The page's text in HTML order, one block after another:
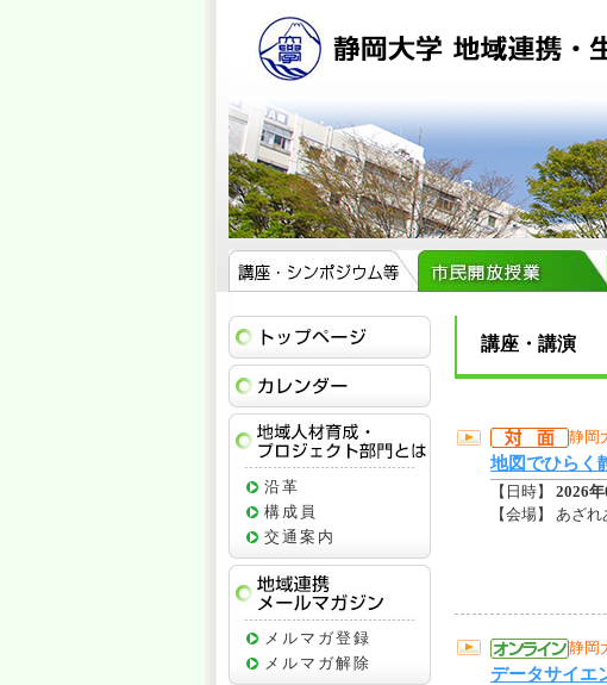
講座・講演
静岡
地図でひらく
【日時】 2026
【会場】 あざ
静岡
データサイエ
イベントカレンダー
地域人材育成・プロジ
沿革
構成員
交通案内
地域連携メールマガジン
メルマガ登録
メルマガ解除